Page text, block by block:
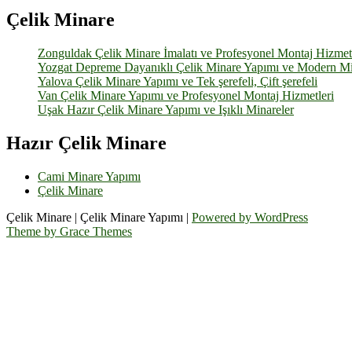
Çelik Minare
Zonguldak Çelik Minare İmalatı ve Profesyonel Montaj
Yozgat Depreme Dayanıklı Çelik Minare Yapımı ve Modern
Yalova Çelik Minare Yapımı ve Tek şerefeli, Çift şerefeli
Van Çelik Minare Yapımı ve Profesyonel Montaj Hizmetleri
Uşak Hazır Çelik Minare Yapımı ve Işıklı Minareler
Hazır Çelik Minare
Cami Minare Yapımı
Çelik Minare
Çelik Minare | Çelik Minare Yapımı | Powered by WordPress
Theme by Grace Themes